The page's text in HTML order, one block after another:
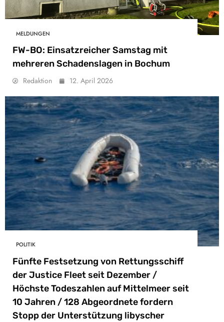
MELDUNGEN
FW-BO: Einsatzreicher Samstag mit
mehreren Schadenslagen in Bochum
Redaktion 12. April 2026
POLITIK
Fünfte Festsetzung von Rettungsschiff
der Justice Fleet seit Dezember /
Höchste Todeszahlen auf Mittelmeer seit
10 Jahren / 128 Abgeordnete fordern
Stopp der Unterstützung libyscher